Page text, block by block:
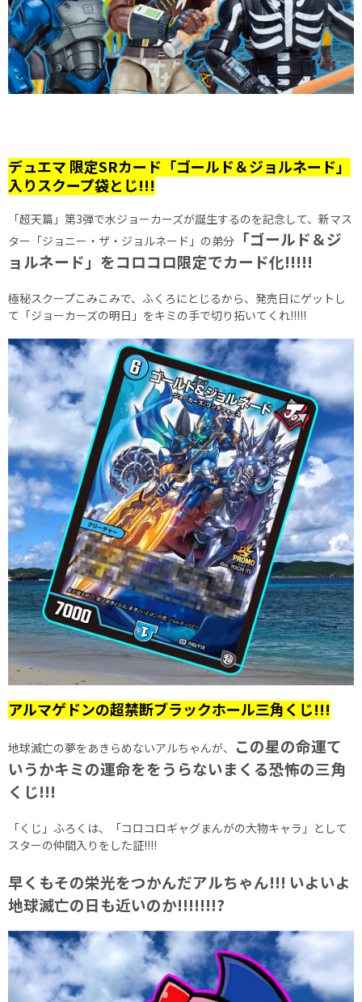
デュエマ 限定SRカード「ゴールド＆ジョルネード」
入りスクープ袋とじ!!!
「超天篇」第3弾で水ジョーカーズが誕生するのを記念して、新マス
ター「ジョニー・ザ・ジョルネード」の弟分 「ゴールド＆ジ
ョルネード」をコロコロ限定でカード化!!!!!
極秘スクープこみこみで、ふくろにとじるから、発売日にゲットし
て「ジョーカーズの明日」をキミの手で切り拓いてくれ!!!!!
アルマゲドンの超禁断ブラックホール三角くじ!!!
地球滅亡の夢をあきらめないアルちゃんが、 この星の命運て
いうかキミの運命ををうらないまくる恐怖の三角
くじ!!!
「くじ」ふろくは、「コロコロギャグまんがの大物キャラ」として
スターの仲間入りをした証!!!!
早くもその栄光をつかんだアルちゃん!!! いよいよ
地球滅亡の日も近いのか!!!!!!!?